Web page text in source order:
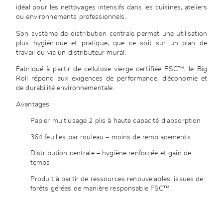
idéal pour les nettoyages intensifs dans les cuisines, ateliers
ou environnements professionnels.
Son système de distribution centrale permet une utilisation
plus hygiénique et pratique, que ce soit sur un plan de
travail ou via un distributeur mural.
Fabriqué à partir de cellulose vierge certifiée FSC™, le Big
Roll répond aux exigences de performance, d’économie et
de durabilité environnementale.
Avantages :
Papier multiusage 2 plis à haute capacité d’absorption
364 feuilles par rouleau – moins de remplacements
Distribution centrale – hygiène renforcée et gain de
temps
Produit à partir de ressources renouvelables, issues de
forêts gérées de manière responsable FSC™.